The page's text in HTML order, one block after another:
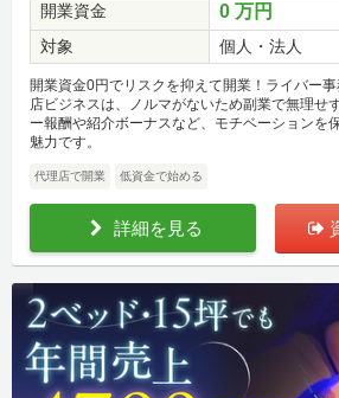
開業資金
0 万円
対象 個人・法人
開業資金0円でリスクを抑えて開業！ライバー
店ビジネスは、ノルマがないため副業で無理せ
ー報酬や紹介ボーナスなど、モチベーションを
魅力です。
代理店で開業 低資金で始める
詳細を見る